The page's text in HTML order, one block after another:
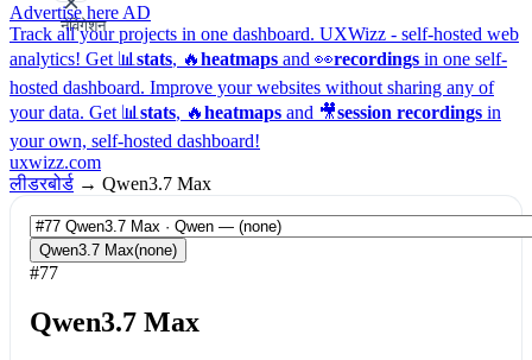
नेविगेशन
Advertise here AD
Track all your projects in one dashboard. UXWizz - self-hosted web
analytics! Get 📊 stats, 🔥heatmaps and 👀recordings in one self-
hosted dashboard. Improve your websites without sharing any of
your data. Get 📊 stats, 🔥heatmaps and 🎥session recordings in
your own, self-hosted dashboard!
uxwizz.com
लीडरबोर्ड → Qwen3.7 Max
Qwen3.7 Max(none)
#77
Qwen3.7 Max